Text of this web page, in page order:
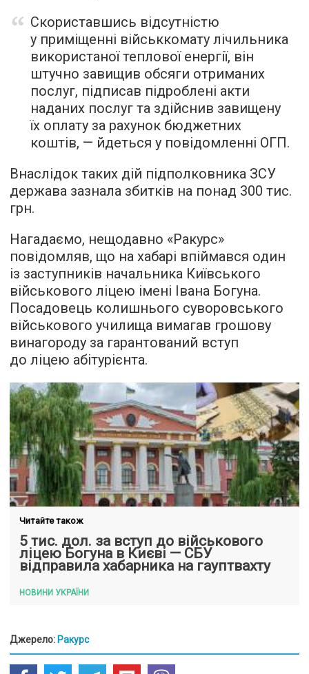
Скориставшись відсутністю
у приміщенні військкомату лічильника
використаної теплової енергії, він
штучно завищив обсяги отриманих
послуг, підписав підроблені акти
наданих послуг та здійснив завищену
їх оплату за рахунок бюджетних
коштів, — йдеться у повідомленні ОГП.
Внаслідок таких дій підполковника ЗСУ
держава зазнала збитків на понад 300 тис.
грн.
Нагадаємо, нещодавно «Ракурс»
повідомляв, що на хабарі впіймався один
із заступників начальника Київського
військового ліцею імені Івана Богуна.
Посадовець колишнього суворовського
військового училища вимагав грошову
винагороду за гарантований вступ
до ліцею абітурієнта.
Читайте також
5 тис. дол. за вступ до військового
ліцею Богуна в Києві — СБУ
відправила хабарника на гауптвахту
НОВИНИ УКРАЇНИ
Джерело: Ракурс